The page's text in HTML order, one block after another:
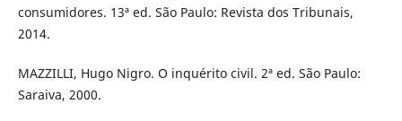
consumidores. 13ª ed. São Paulo: Revista dos Tribunais,
2014.
MAZZILLI, Hugo Nigro. O inquérito civil. 2ª ed. São Paulo:
Saraiva, 2000.